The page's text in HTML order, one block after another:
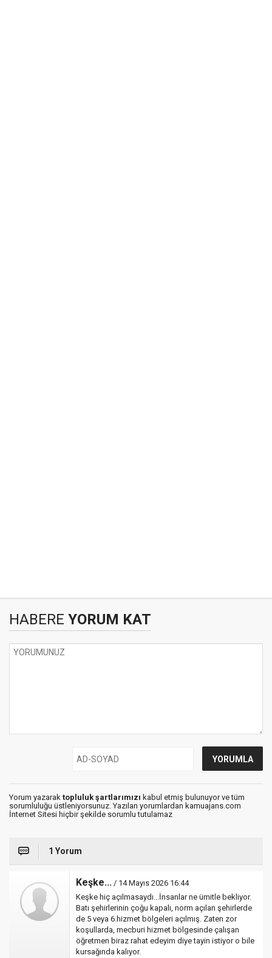
HABERE YORUM KAT
Yorum yazarak topluluk şartlarımızı kabul etmiş bulunuyor ve tüm
sorumluluğu üstleniyorsunuz. Yazılan yorumlardan kamuajans.com
İnternet Sitesi hiçbir şekilde sorumlu tutulamaz
1 Yorum
Keşke... / 14 Mayıs 2026 16:44
Keşke hiç açılmasaydı...İnsanlar ne ümitle bekliyor.
Batı şehirlerinin çoğu kapalı, norm açılan şehirlerde
de 5 veya 6.hizmet bölgeleri açılmış. Zaten zor
koşullarda, mecburi hizmet bölgesinde çalışan
öğretmen biraz rahat edeyim diye tayin istiyor o bile
kursağında kalıyor.